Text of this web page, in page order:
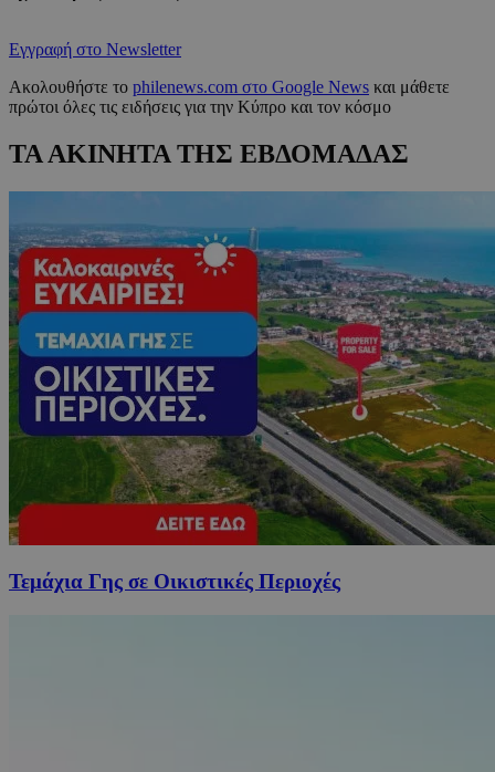
Εγγραφή στο Newsletter
Ακολουθήστε το philenews.com στο Google News και μάθετε
πρώτοι όλες τις ειδήσεις για την Κύπρο και τον κόσμο
ΤΑ ΑΚΙΝΗΤΑ ΤΗΣ ΕΒΔΟΜΑΔΑΣ
Τεμάχια Γης σε Οικιστικές Περιοχές